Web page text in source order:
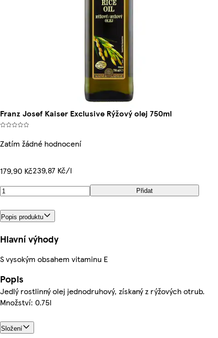
Franz Josef Kaiser Exclusive Rýžový olej 750ml
Zatím žádné hodnocení
179,90 Kč239,87 Kč/l
Přidat
Popis produktu
Hlavní výhody
S vysokým obsahem vitaminu E
Popis
Jedlý rostlinný olej jednodruhový, získaný z rýžových otrub.
Množství: 0.75l
Složení